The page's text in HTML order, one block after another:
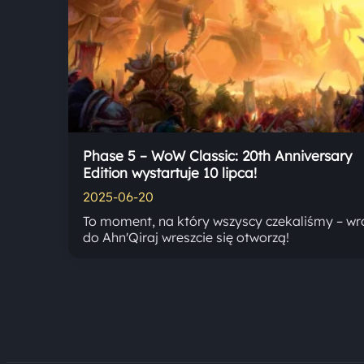
Phase 5 – WoW Classic: 20th Anniversary
Edition wystartuje 10 lipca!
2025-06-20
To moment, na który wszyscy czekaliśmy –
do Ahn'Qiraj wreszcie się otworzą!